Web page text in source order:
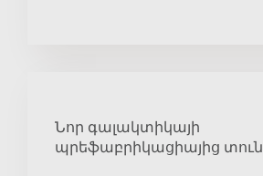
Նոր գալակտիկայի
պրեֆաբրիկացիայից տուն